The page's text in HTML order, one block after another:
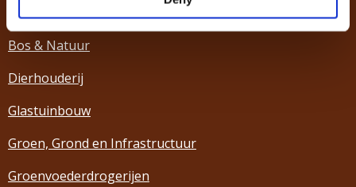
Bloembollengroothandel
Bos & Natuur
Dierhouderij
Glastuinbouw
Groen, Grond en Infrastructuur
Groenvoederdrogerijen